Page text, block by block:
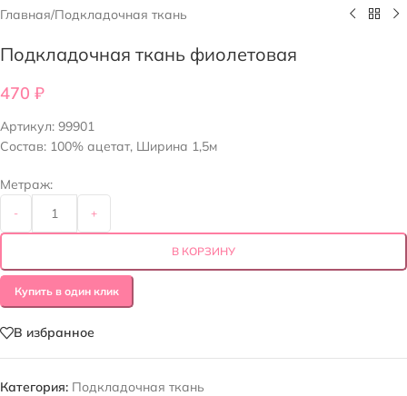
Главная/Подкладочная ткань
Подкладочная ткань фиолетовая
470 ₽
Артикул: 99901
Состав: 100% ацетат, Ширина 1,5м
Метраж:
- +
В КОРЗИНУ
Купить в один клик
В избранное
Категория: Подкладочная ткань